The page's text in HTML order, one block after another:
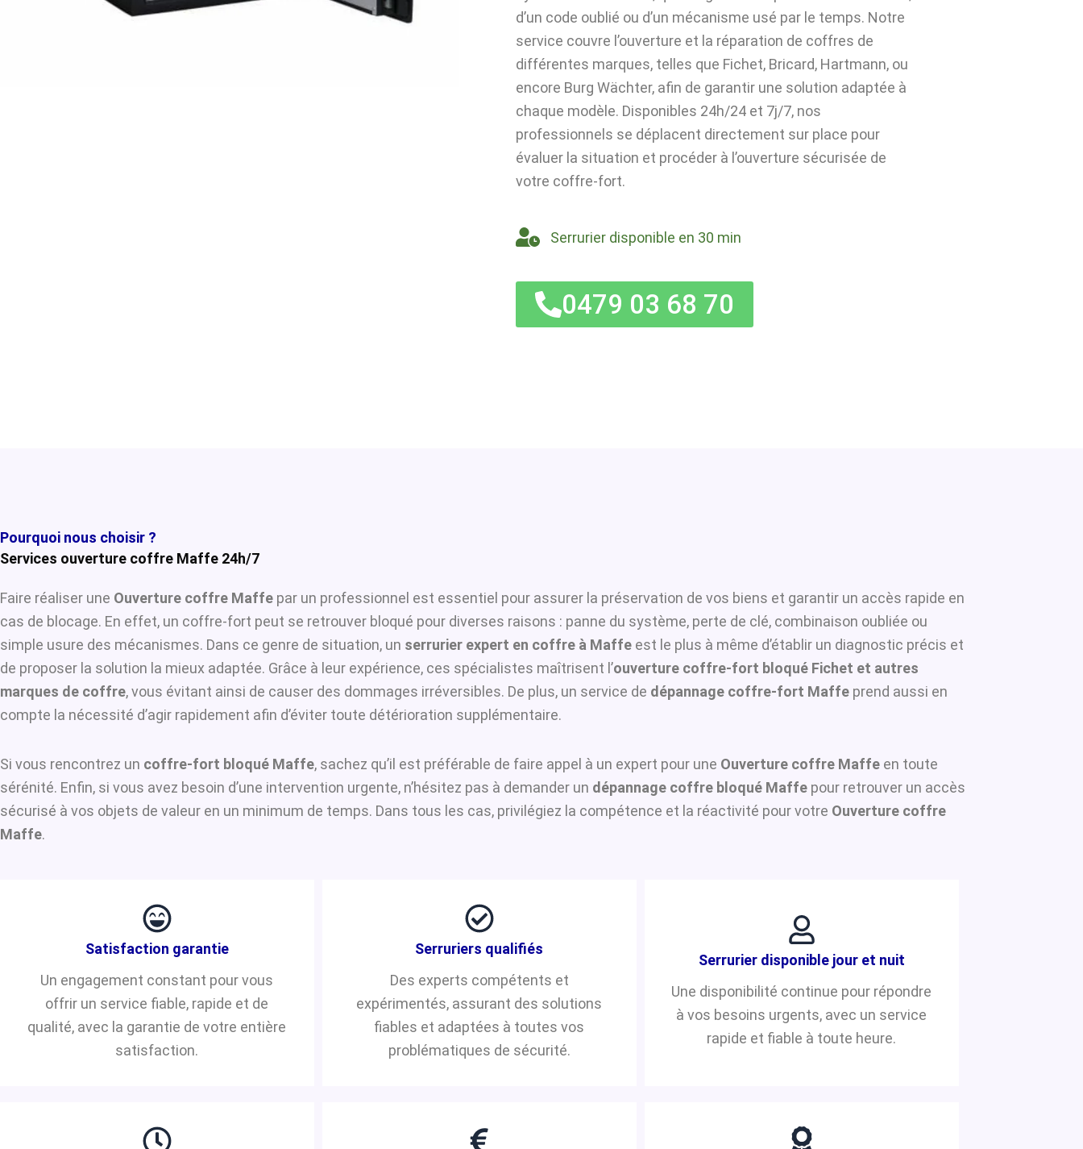
d’un code oublié ou d’un mécanisme usé par le temps. Notre
service couvre l’ouverture et la réparation de coffres de
différentes marques, telles que Fichet, Bricard, Hartmann, ou
encore Burg Wächter, afin de garantir une solution adaptée à
chaque modèle. Disponibles 24h/24 et 7j/7, nos
professionnels se déplacent directement sur place pour
évaluer la situation et procéder à l’ouverture sécurisée de
votre coffre-fort.
Serrurier disponible en 30 min
0479 03 68 70
Pourquoi nous choisir ?
Services ouverture coffre Maffe 24h/7
Faire réaliser une Ouverture coffre Maffe par un professionnel est essentiel pour assurer la préservation de vos biens et garantir un accès rapide en
cas de blocage. En effet, un coffre-fort peut se retrouver bloqué pour diverses raisons : panne du système, perte de clé, combinaison oubliée ou
simple usure des mécanismes. Dans ce genre de situation, un serrurier expert en coffre à Maffe est le plus à même d’établir un diagnostic précis et
de proposer la solution la mieux adaptée. Grâce à leur expérience, ces spécialistes maîtrisent l’ouverture coffre-fort bloqué Fichet et autres
marques de coffre, vous évitant ainsi de causer des dommages irréversibles. De plus, un service de dépannage coffre-fort Maffe prend aussi en
compte la nécessité d’agir rapidement afin d’éviter toute détérioration supplémentaire.
Si vous rencontrez un coffre-fort bloqué Maffe, sachez qu’il est préférable de faire appel à un expert pour une Ouverture coffre Maffe en toute
sérénité. Enfin, si vous avez besoin d’une intervention urgente, n’hésitez pas à demander un dépannage coffre bloqué Maffe pour retrouver un accès
sécurisé à vos objets de valeur en un minimum de temps. Dans tous les cas, privilégiez la compétence et la réactivité pour votre Ouverture coffre
Maffe.
Satisfaction garantie
Un engagement constant pour vous
offrir un service fiable, rapide et de
qualité, avec la garantie de votre entière
satisfaction.
Serruriers qualifiés
Des experts compétents et
expérimentés, assurant des solutions
fiables et adaptées à toutes vos
problématiques de sécurité.
Serrurier disponible jour et nuit
Une disponibilité continue pour répondre
à vos besoins urgents, avec un service
rapide et fiable à toute heure.